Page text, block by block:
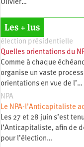
Olivier…
Les + lus
élection présidentielle
Quelles orientations du
Comme à chaque
organise un vaste
orientations en vue de l’…
NPA
Le NPA-l’Anticapitaliste
Les 27 et 28 juin s’est
l’Anticapitaliste, afin de
pour l’élection…